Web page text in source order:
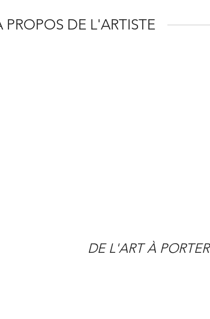
PROPOS DE L'ARTISTE
DE L'ART À PORTER